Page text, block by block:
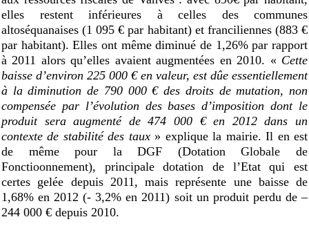
elles restent inférieures à celles des communes
altoséquanaises (1 095 € par habitant) et franciliennes (883 €
par habitant). Elles ont même diminué de 1,26% par rapport
à 2011 alors qu’elles avaient augmentées en 2010. « Cette
baisse d’environ 225 000 € en valeur, est dûe essentiellement
à la diminution de 790 000 € des droits de mutation, non
compensée par l’évolution des bases d’imposition dont le
produit sera augmenté de 474 000 € en 2012 dans un
contexte de stabilité des taux» explique la mairie. Il en est
de même pour la DGF (Dotation Globale de
Fonctioonnement), principale dotation de l’Etat qui est
certes gelée depuis 2011, mais représente une baisse de
1,68% en 2012 (- 3,2% en 2011) soit un produit perdu de –
244 000 € depuis 2010.